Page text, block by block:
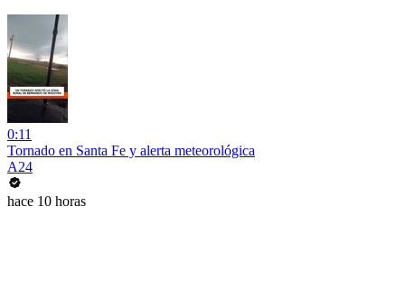
0:11
Tornado en Santa Fe y alerta meteorológica
A24
hace 10 horas